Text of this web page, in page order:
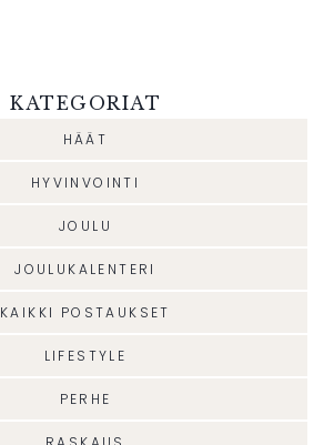
KATEGORIAT
HÄÄT
HYVINVOINTI
JOULU
JOULUKALENTERI
KAIKKI POSTAUKSET
LIFESTYLE
PERHE